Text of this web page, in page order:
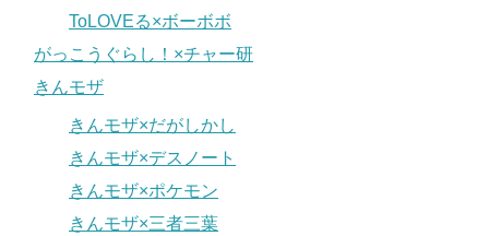
ToLOVEる×ボーボボ
がっこうぐらし！×チャー研
きんモザ
きんモザ×だがしかし
きんモザ×デスノート
きんモザ×ポケモン
きんモザ×三者三葉